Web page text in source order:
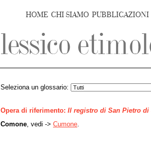
HOME CHI SIAMO PUBBLICAZIONI
Seleziona un glossario:
Opera di riferimento: Il registro di San Pietro di
Comone , vedi -> Cumone